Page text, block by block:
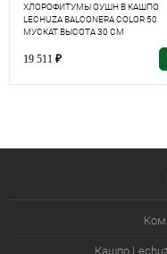
ХЛОРОФИТУМЫ ОУШН В КАШПО
LECHUZA BALCONERA COLOR 50
МУСКАТ ВЫСОТА 30 СМ
19 511 ₽
Кашпо